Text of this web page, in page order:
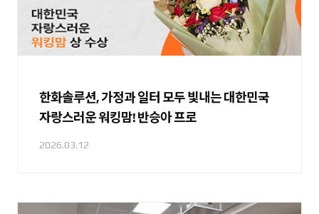
한화솔루션, 가정과 일터 모두 빛내는 대한민국
자랑스러운 워킹맘! 반승아 프로
2026.03.12